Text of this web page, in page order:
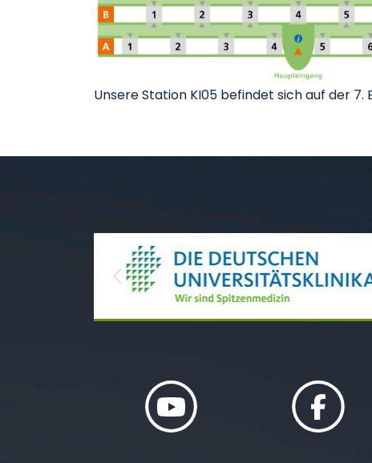
Unsere Station KI05 befindet sich auf der 7.
Previous